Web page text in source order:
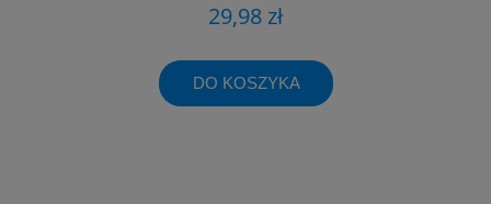
29,98 zł
DO KOSZYKA